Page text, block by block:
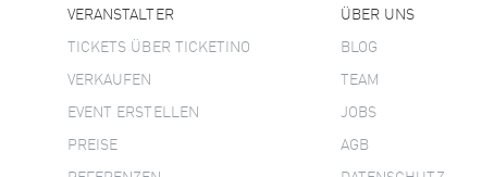
VERANSTALTER
TICKETS ÜBER TICKETINO
VERKAUFEN
EVENT ERSTELLEN
PREISE
ÜBER UNS
BLOG
TEAM
JOBS
AGB